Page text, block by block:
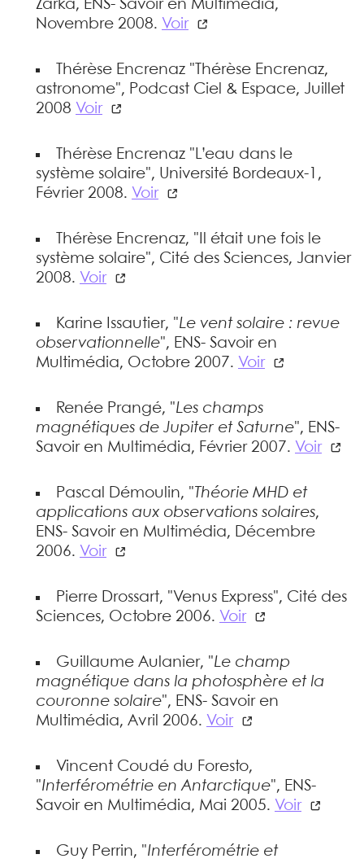
Zarka, ENS- Savoir en Multimédia,
Novembre 2008. Voir
Thérèse Encrenaz "Thérèse Encrenaz,
astronome", Podcast Ciel & Espace, Juillet
2008 Voir
Thérèse Encrenaz "L’eau dans le
système solaire", Université Bordeaux-1,
Février 2008. Voir
Thérèse Encrenaz, "Il était une fois le
système solaire", Cité des Sciences, Janvier
2008. Voir
Karine Issautier, "Le vent solaire : revue
observationnelle", ENS- Savoir en
Multimédia, Octobre 2007. Voir
Renée Prangé, "Les champs
magnétiques de Jupiter et Saturne", ENS-
Savoir en Multimédia, Février 2007. Voir
Pascal Démoulin, "Théorie MHD et
applications aux observations solaires,
ENS- Savoir en Multimédia, Décembre
2006. Voir
Pierre Drossart, "Venus Express", Cité des
Sciences, Octobre 2006. Voir
Guillaume Aulanier, "Le champ
magnétique dans la photosphère et la
couronne solaire", ENS- Savoir en
Multimédia, Avril 2006. Voir
Vincent Coudé du Foresto,
"Interférométrie en Antarctique", ENS-
Savoir en Multimédia, Mai 2005. Voir
Guy Perrin, "Interférométrie et